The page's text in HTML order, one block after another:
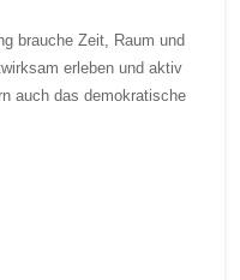
brauche Zeit, Raum und
erleben und aktiv
auch das demokratische